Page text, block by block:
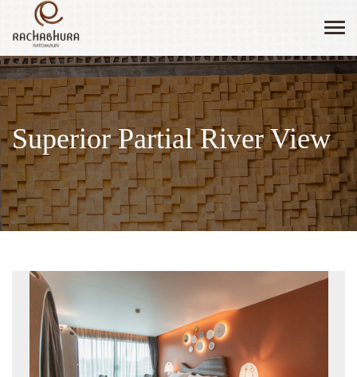
Superior Partial River View